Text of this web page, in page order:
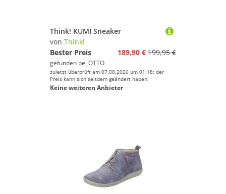
Think! KUMI Sneaker
von Think!
Bester Preis
189,90 € 199,95 €
gefunden bei OTTO
zuletzt überprüft am 07.08.2026 um 01:18; der
Preis kann sich seitdem geändert haben.
Keine weiteren Anbieter